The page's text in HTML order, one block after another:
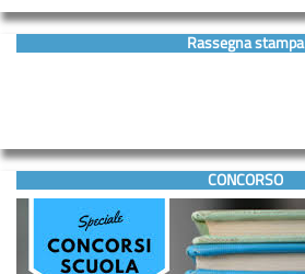
Rassegna stampa
CONCORSO